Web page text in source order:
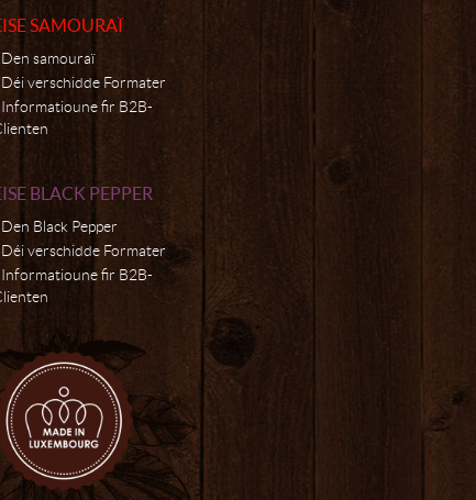
SAMOURAÏ
Den samouraï
Déi verschidde Formater
Informatioune fir B2B-
BLACK PEPPER
Den Black Pepper
Déi verschidde Formater
Informatioune fir B2B-